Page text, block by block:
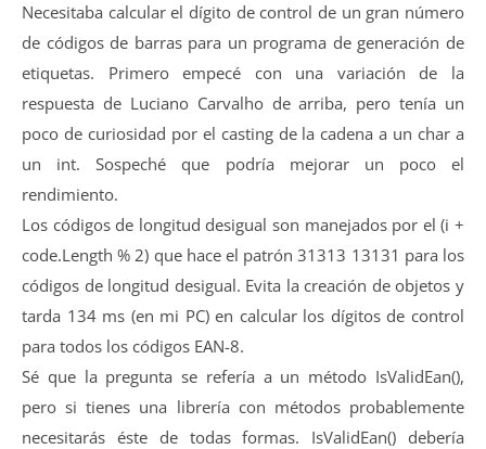
Necesitaba calcular el dígito de control de un gran número
de códigos de barras para un programa de generación de
etiquetas. Primero empecé con una variación de la
respuesta de Luciano Carvalho de arriba, pero tenía un
poco de curiosidad por el casting de la cadena a un char a
un int. Sospeché que podría mejorar un poco el
rendimiento.
Los códigos de longitud desigual son manejados por el (i +
code.Length % 2) que hace el patrón 31313 13131 para los
códigos de longitud desigual. Evita la creación de objetos y
tarda 134 ms (en mi PC) en calcular los dígitos de control
para todos los códigos EAN-8.
Sé que la pregunta se refería a un método IsValidEan(),
pero si tienes una librería con métodos probablemente
necesitarás éste de todas formas. IsValidEan() debería